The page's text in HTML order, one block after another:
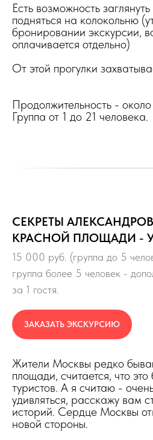
Есть возможность
подняться на колокольню
бронировании экскурсии,
оплачивается отдельно)
От этой прогулки
Продолжительность -
Группа от 1 до 21 человека.
СЕКРЕТЫ
КРАСНОЙ ПЛОЩАДИ -
15 000 руб. (группа до 5
группа более 5 человек -
за 1 гостя.
ЗАКАЗАТЬ ЭКСКУРСИЮ
Жители Москвы редко
площади, считается, что
туристов. А я считаю -
удивляться, расскажу вам
историй. Сердце Москвы
новой стороны.